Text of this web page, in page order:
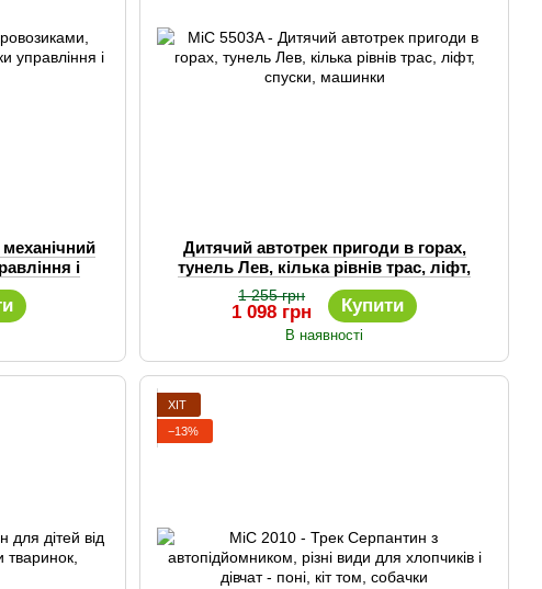
і
Дитячий автотрек пригоди в горах,
тунель Лев, кілька рівнів трас, ліфт,
спуски, машинки
1 255 грн
1 098 грн Купити
В наявності
ХІТ
−13%